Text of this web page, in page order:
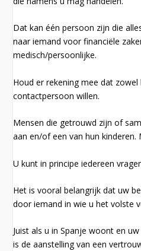
Dat kan één persoon zijn die
naar iemand voor financiële
medisch/persoonlijke.
Houd er rekening mee dat
contactpersoon willen.
Mensen die getrouwd zijn of
aan en/of een van hun
U kunt in principe iedereen
Het is vooral belangrijk dat uw
door iemand in wie u het volste
Juist als u in Spanje woont en
is de aanstelling van een